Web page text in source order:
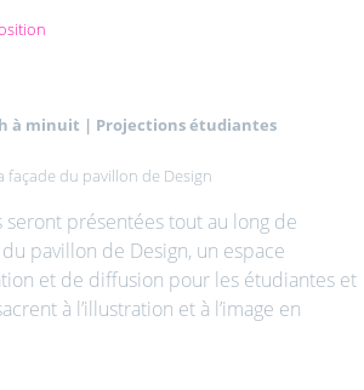
h à minuit | Projections étudiantes
du pavillon de Design
présentées tout au long de
pavillon de Design, un espace
et de diffusion pour les étudiantes et
à l’illustration et à l’image en